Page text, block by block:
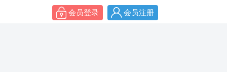
会员登录 会员注册